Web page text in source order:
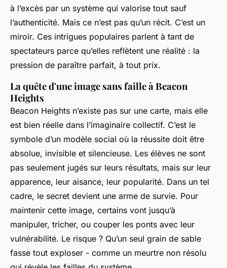
à l’excès par un système qui valorise tout sauf
l’authenticité. Mais ce n’est pas qu’un récit. C’est un
miroir. Ces intrigues populaires parlent à tant de
spectateurs parce qu’elles reflètent une réalité : la
pression de paraître parfait, à tout prix.
La quête d'une image sans faille à Beacon
Heights
Beacon Heights n’existe pas sur une carte, mais elle
est bien réelle dans l’imaginaire collectif. C’est le
symbole d’un modèle social où la réussite doit être
absolue, invisible et silencieuse. Les élèves ne sont
pas seulement jugés sur leurs résultats, mais sur leur
apparence, leur aisance, leur popularité. Dans un tel
cadre, le secret devient une arme de survie. Pour
maintenir cette image, certains vont jusqu’à
manipuler, tricher, ou couper les ponts avec leur
vulnérabilité. Le risque ? Qu’un seul grain de sable
fasse tout exploser - comme un meurtre non résolu